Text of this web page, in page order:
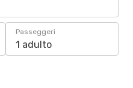
Passeggeri
1 adulto